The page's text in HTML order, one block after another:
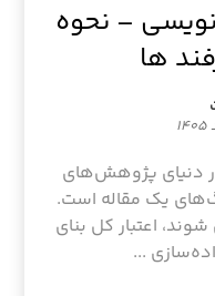
– نحوه
ها
دنیای پژوهش‌های
یک مقاله است.
اعتبار کل بنای
...